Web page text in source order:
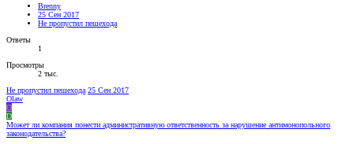
Brenny
25 Сен 2017
Не пропустил пешехода
Ответы
1
Просмотры
2 тыс.
Не пропустил пешехода 25 Сен 2017
Olaw
O
D
Может ли компания понести административную ответственность за нарушение антимонопольного
законодательства?